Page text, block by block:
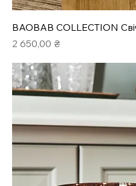
BAOBAB COLLECTION
Ціна
2 650,00 ₴